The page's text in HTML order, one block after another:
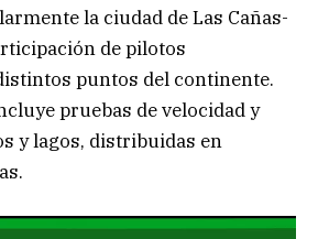
la ciudad de Las Cañas-
de pilotos
puntos del continente.
pruebas de velocidad y
y lagos, distribuidas en